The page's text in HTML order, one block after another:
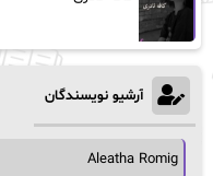
آرشیو نویسندگان
Aleatha Romig